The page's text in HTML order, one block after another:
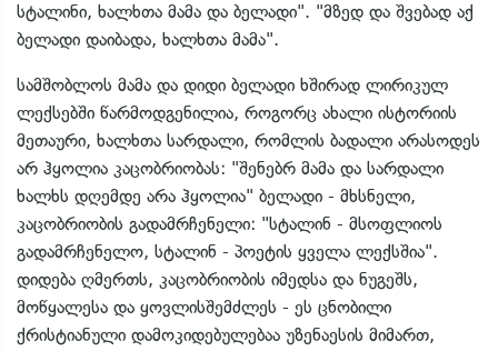
სტალინი, ხალხთა მამა და ბელადი". "მზედ და შვებად აქ
ბელადი დაიბადა, ხალხთა მამა".
სამშობლოს მამა და დიდი ბელადი ხშირად ლირიკულ
ლექსებში წარმოდგენილია, როგორც ახალი ისტორიის
მეთაური, ხალხთა სარდალი, რომლის ბადალი არასოდეს
არ ჰყოლია კაცობრიობას: "შენებრ მამა და სარდალი
ხალხს დღემდე არა ჰყოლია" ბელადი - მხსნელი,
კაცობრიობის გადამრჩენელი: "სტალინ - მსოფლიოს
გადამრჩენელო, სტალინ - პოეტის ყველა ლექსშია".
დიდება ღმერთს, კაცობრიობის იმედსა და ნუგეშს,
მოწყალესა და ყოვლისშემძლეს - ეს ცნობილი
ქრისტიანული დამოკიდებულებაა უზენაესის მიმართ,